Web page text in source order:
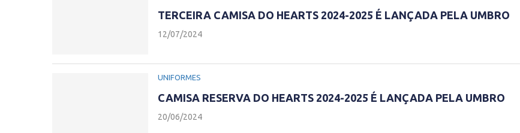
TERCEIRA CAMISA DO HEARTS 2024-2025 É LANÇADA PELA UMBRO
12/07/2024
UNIFORMES
CAMISA RESERVA DO HEARTS 2024-2025 É LANÇADA PELA UMBRO
20/06/2024